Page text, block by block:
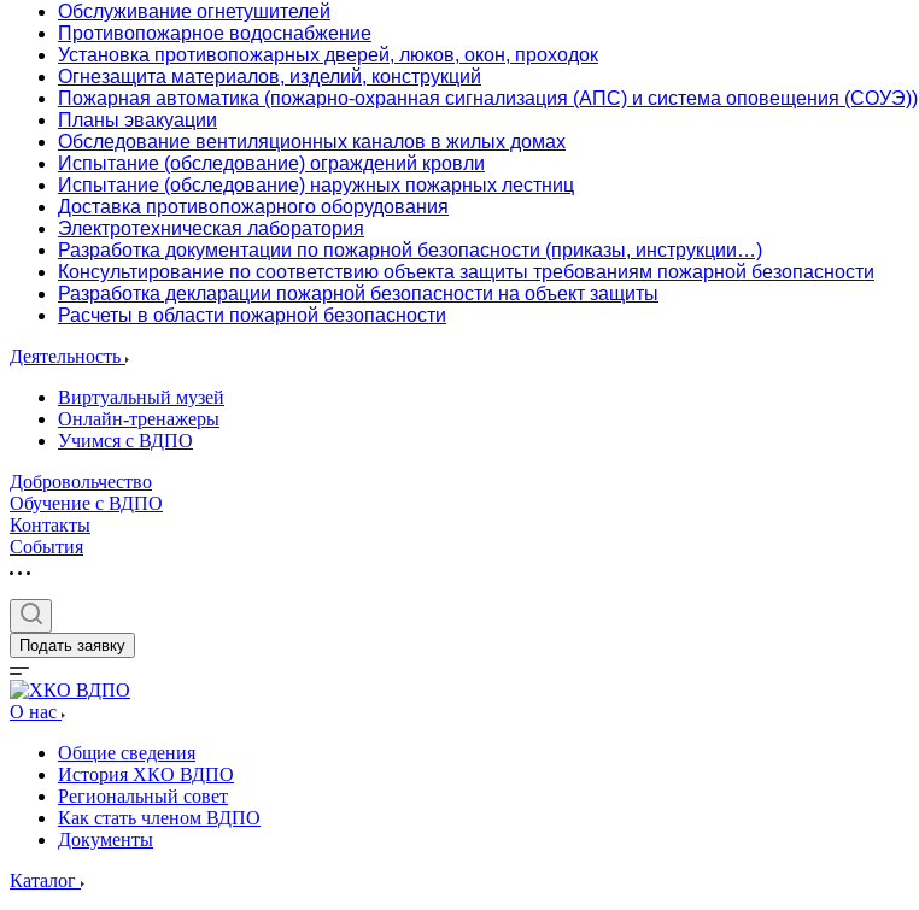
Обслуживание огнетушителей
Противопожарное водоснабжение
Установка противопожарных дверей, люков, окон, проходок
Огнезащита материалов, изделий, конструкций
Пожарная автоматика (пожарно-охранная сигнализация (АПС) и система оповещения (СОУЭ))
Планы эвакуации
Обследование вентиляционных каналов в жилых домах
Испытание (обследование) ограждений кровли
Испытание (обследование) наружных пожарных лестниц
Доставка противопожарного оборудования
Электротехническая лаборатория
Разработка документации по пожарной безопасности (приказы, инструкции…)
Консультирование по соответствию объекта защиты требованиям пожарной безопасности
Разработка декларации пожарной безопасности на объект защиты
Расчеты в области пожарной безопасности
Деятельность
Виртуальный музей
Онлайн-тренажеры
Учимся с ВДПО
Добровольчество
Обучение с ВДПО
Контакты
События
Подать заявку
О нас
Общие сведения
История ХКО ВДПО
Региональный совет
Как стать членом ВДПО
Документы
Каталог